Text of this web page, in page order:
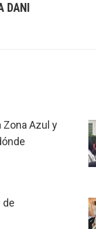
DANI
Zona Azul y
de